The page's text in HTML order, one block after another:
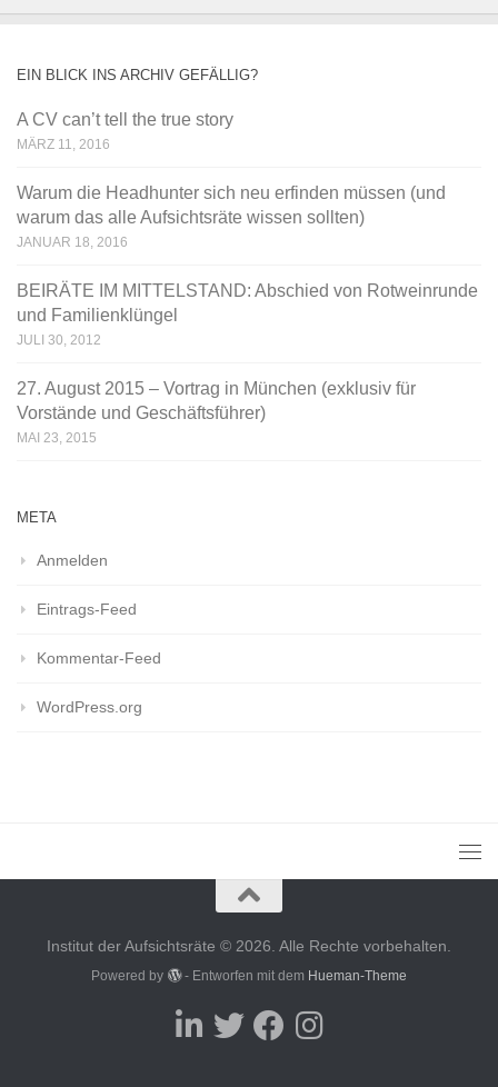
EIN BLICK INS ARCHIV GEFÄLLIG?
A CV can’t tell the true story
MÄRZ 11, 2016
Warum die Headhunter sich neu erfinden müssen (und
warum das alle Aufsichtsräte wissen sollten)
JANUAR 18, 2016
BEIRÄTE IM MITTELSTAND: Abschied von Rotweinrunde
und Familienklüngel
JULI 30, 2012
27. August 2015 – Vortrag in München (exklusiv für
Vorstände und Geschäftsführer)
MAI 23, 2015
META
Anmelden
Eintrags-Feed
Kommentar-Feed
WordPress.org
Institut der Aufsichtsräte © 2026. Alle Rechte vorbehalten.
Powered by - Entworfen mit dem Hueman-Theme